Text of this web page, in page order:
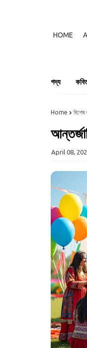
HOME
গদ্য
Home বিশেষ
April 08,